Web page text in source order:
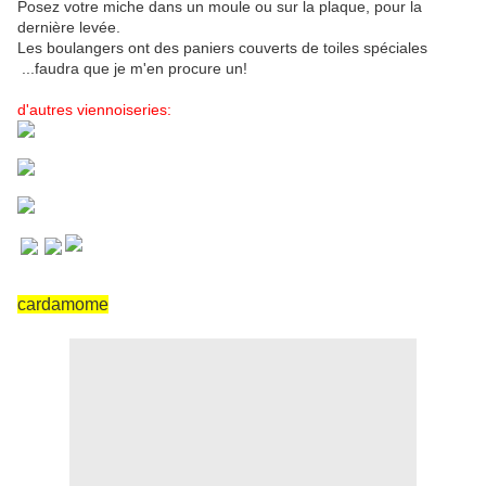
Posez votre miche dans un moule ou sur la plaque, pour la
dernière levée.
Les boulangers ont des paniers couverts de toiles spéciales
...faudra que je m'en procure un!
d'autres viennoiseries:
cardamome